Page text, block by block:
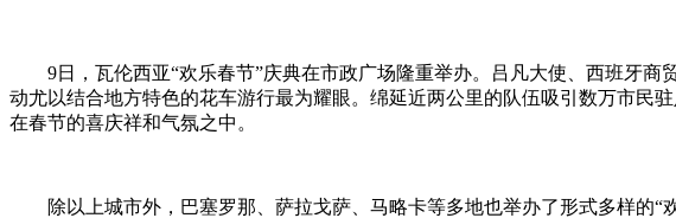
9日，瓦伦西亚“欢乐春节”庆典在市政广场隆重举办。吕凡大使、西班牙商
动尤以结合地方特色的花车游行最为耀眼。绵延近两公里的队伍吸引数万市民
在春节的喜庆祥和气氛之中。
除以上城市外，巴塞罗那、萨拉戈萨、马略卡等多地也举办了形式多样的“